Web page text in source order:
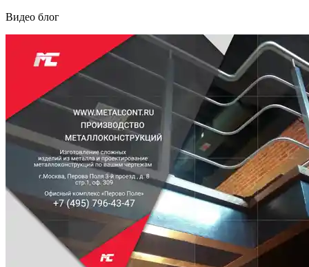
Видео блог